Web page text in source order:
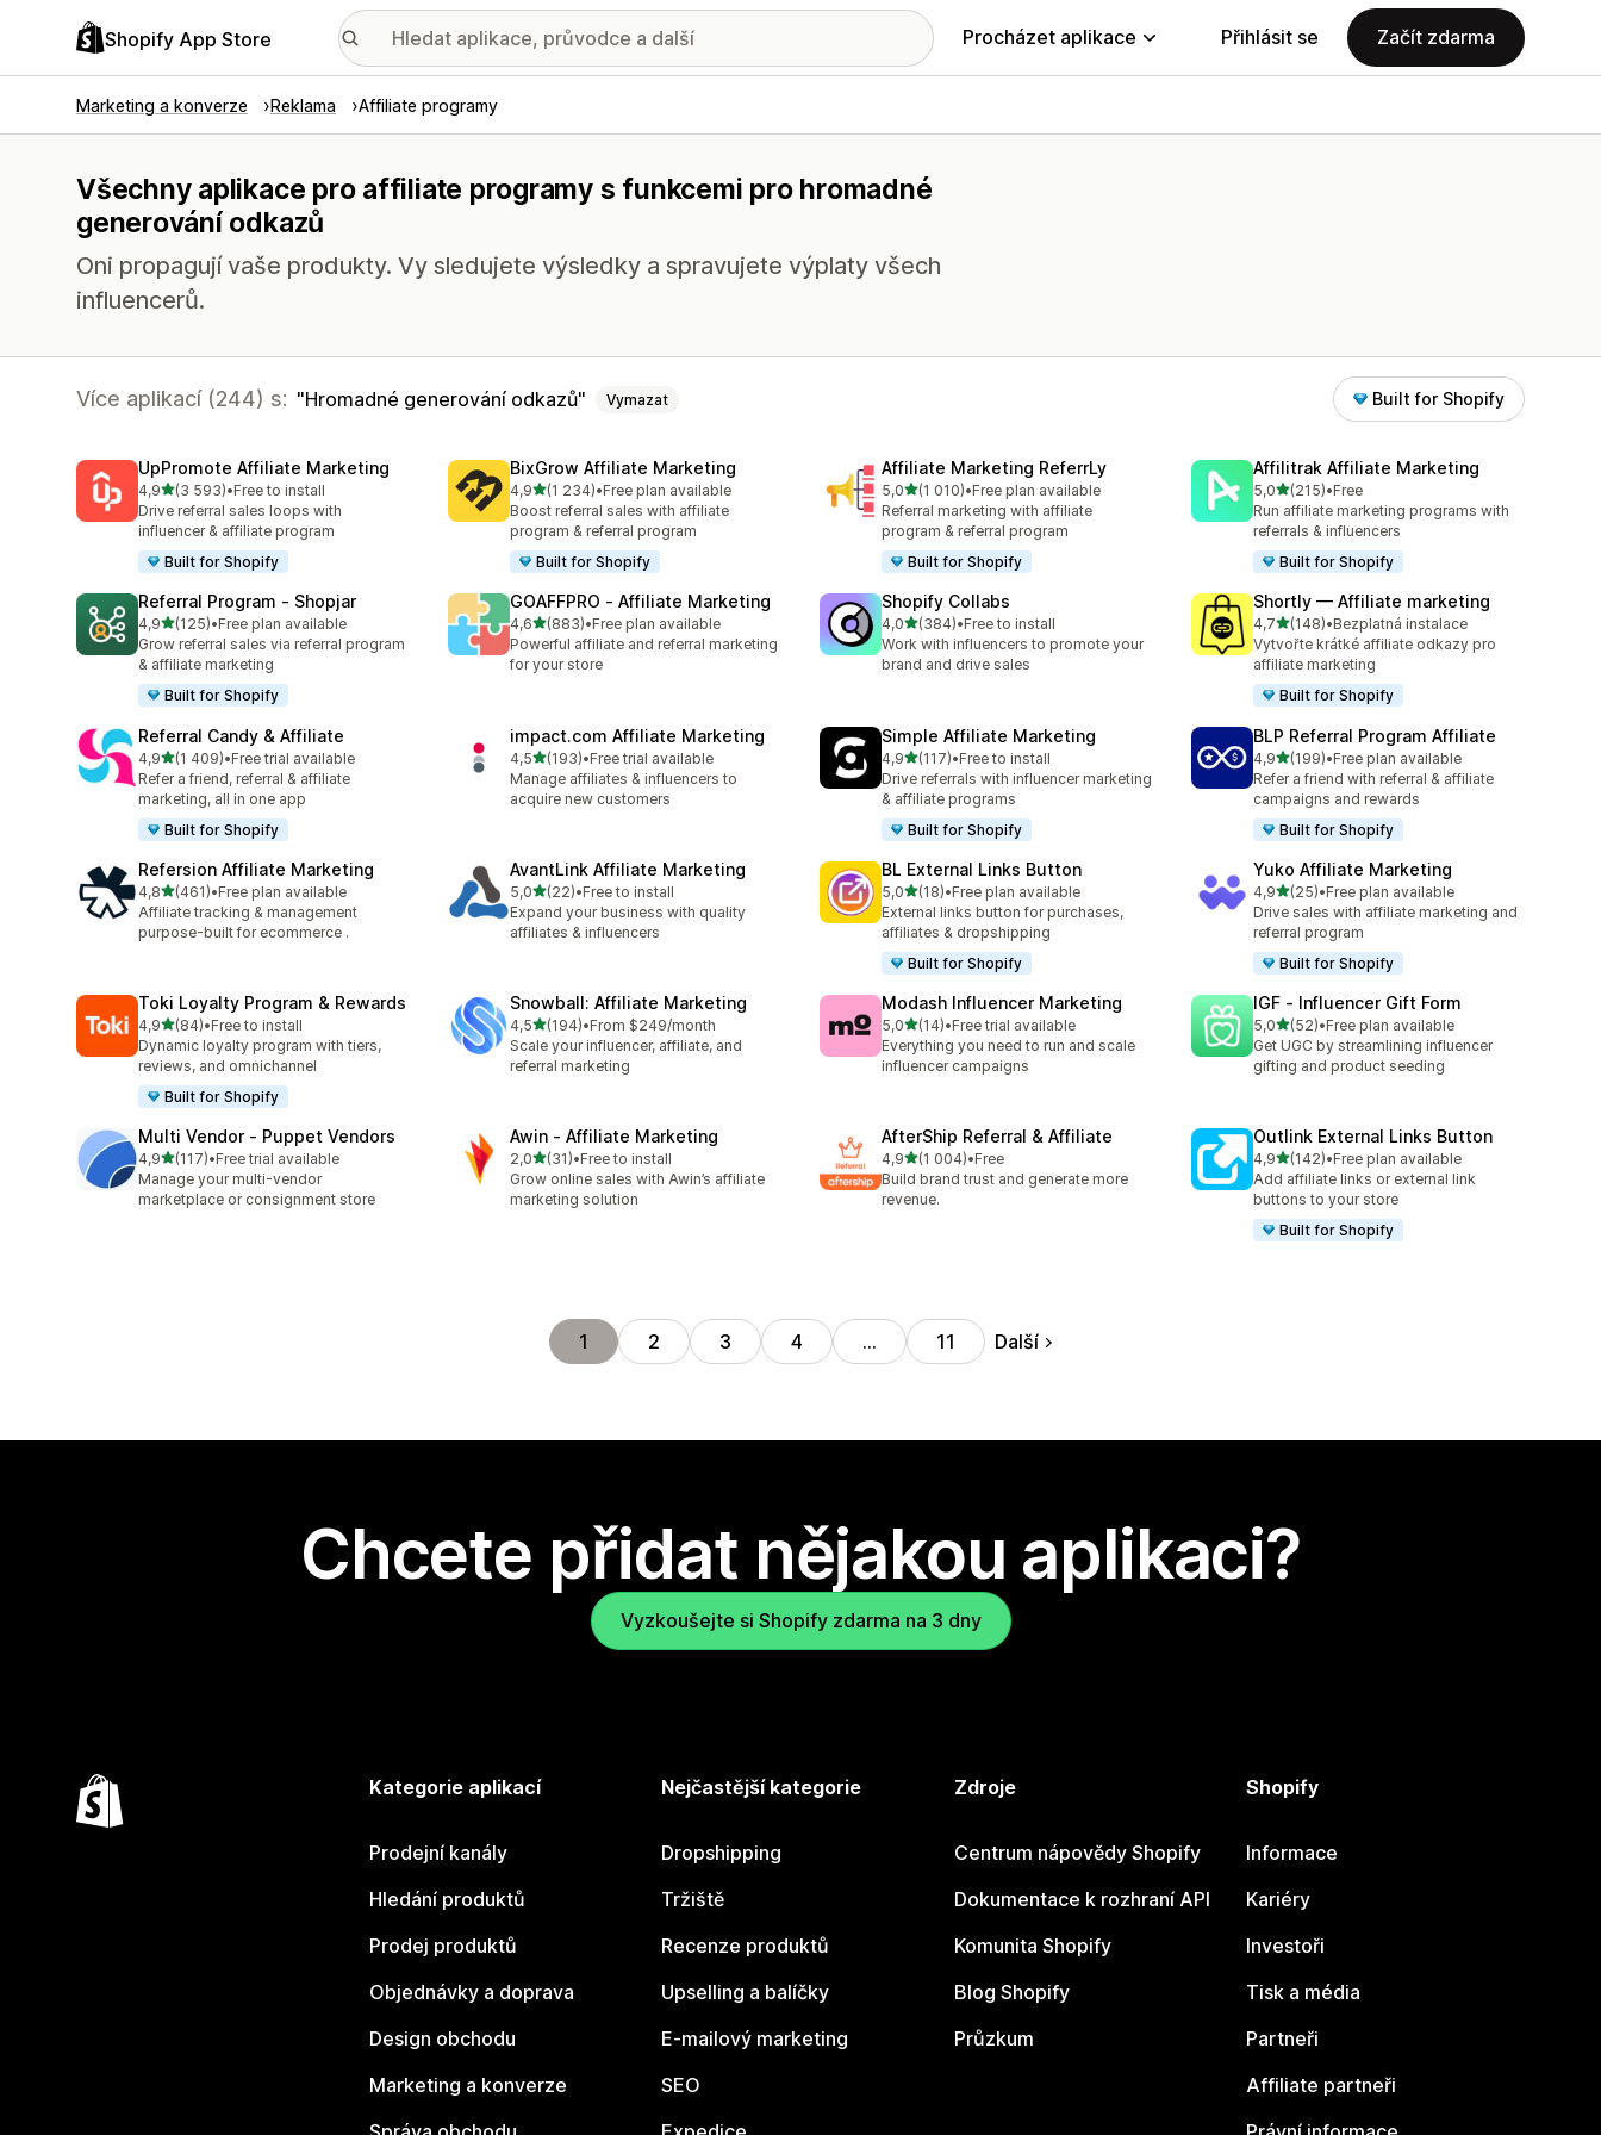
Shopify App Store Procházet aplikace Přihlásit se Začít zdarma
Marketing a konverze Reklama Affiliate programy
Všechny aplikace pro affiliate programy s funkcemi pro hromadné
generování odkazů
Oni propagují vaše produkty. Vy sledujete výsledky a spravujete výplaty všech
influencerů.
Více aplikací (244) s: Hromadné generování odkazů Vymazat Built for Shopify
UpPromote Affiliate Marketing
4,9z 5 hvězd
(3 593)
Celkový počet recenzí: 3593
•Free to install
Drive referral sales loops with
influencer & affiliate program
Built for Shopify
BixGrow Affiliate Marketing
4,9z 5 hvězd
(1 234)
Celkový počet recenzí: 1234
•Free plan available
Boost referral sales with affiliate
program & referral program
Built for Shopify
Affiliate Marketing ReferrLy
5,0z 5 hvězd
(1 010)
Celkový počet recenzí: 1010
•Free plan available
Referral marketing with affiliate
program & referral program
Built for Shopify
Affilitrak Affiliate Marketing
5,0z 5 hvězd
(215)
Celkový počet recenzí: 215
•Free
Run affiliate marketing programs with
referrals & influencers
Built for Shopify
Referral Program ‑ Shopjar
4,9z 5 hvězd
(125)
Celkový počet recenzí: 125
•Free plan available
Grow referral sales via referral program
& affiliate marketing
Built for Shopify
GOAFFPRO ‑ Affiliate Marketing
4,6z 5 hvězd
(883)
Celkový počet recenzí: 883
•Free plan available
Powerful affiliate and referral marketing
for your store
Shopify Collabs
4,0z 5 hvězd
(384)
Celkový počet recenzí: 384
•Free to install
Work with influencers to promote your
brand and drive sales
Shortly — Affiliate marketing
4,7z 5 hvězd
(148)
Celkový počet recenzí: 148
•Bezplatná instalace
Vytvořte krátké affiliate odkazy pro
affiliate marketing
Built for Shopify
Referral Candy & Affiliate
4,9z 5 hvězd
(1 409)
Celkový počet recenzí: 1409
•Free trial available
Refer a friend, referral & affiliate
marketing, all in one app
Built for Shopify
impact.com Affiliate Marketing
4,5z 5 hvězd
(193)
Celkový počet recenzí: 193
•Free trial available
Manage affiliates & influencers to
acquire new customers
Simple Affiliate Marketing
4,9z 5 hvězd
(117)
Celkový počet recenzí: 117
•Free to install
Drive referrals with influencer marketing
& affiliate programs
Built for Shopify
BLP Referral Program Affiliate
4,9z 5 hvězd
(199)
Celkový počet recenzí: 199
•Free plan available
Refer a friend with referral & affiliate
campaigns and rewards
Built for Shopify
Refersion Affiliate Marketing
4,8z 5 hvězd
(461)
Celkový počet recenzí: 461
•Free plan available
Affiliate tracking & management
purpose-built for ecommerce .
AvantLink Affiliate Marketing
5,0z 5 hvězd
(22)
Celkový počet recenzí: 22
•Free to install
Expand your business with quality
affiliates & influencers
BL External Links Button
5,0z 5 hvězd
(18)
Celkový počet recenzí: 18
•Free plan available
External links button for purchases,
affiliates & dropshipping
Built for Shopify
Yuko Affiliate Marketing
4,9z 5 hvězd
(25)
Celkový počet recenzí: 25
•Free plan available
Drive sales with affiliate marketing and
referral program
Built for Shopify
Toki Loyalty Program & Rewards
4,9z 5 hvězd
(84)
Celkový počet recenzí: 84
•Free to install
Dynamic loyalty program with tiers,
reviews, and omnichannel
Built for Shopify
Snowball: Affiliate Marketing
4,5z 5 hvězd
(194)
Celkový počet recenzí: 194
•From $249/month
Scale your influencer, affiliate, and
referral marketing
Modash Influencer Marketing
5,0z 5 hvězd
(14)
Celkový počet recenzí: 14
•Free trial available
Everything you need to run and scale
influencer campaigns
IGF ‑ Influencer Gift Form
5,0z 5 hvězd
(52)
Celkový počet recenzí: 52
•Free plan available
Get UGC by streamlining influencer
gifting and product seeding
Multi Vendor ‑ Puppet Vendors
4,9z 5 hvězd
(117)
Celkový počet recenzí: 117
•Free trial available
Manage your multi-vendor
marketplace or consignment store
Awin ‑ Affiliate Marketing
2,0z 5 hvězd
(31)
Celkový počet recenzí: 31
•Free to install
Grow online sales with Awin’s affiliate
marketing solution
AfterShip Referral & Affiliate
4,9z 5 hvězd
(1 004)
Celkový počet recenzí: 1004
•Free
Build brand trust and generate more
revenue.
Outlink External Links Button
4,9z 5 hvězd
(142)
Celkový počet recenzí: 142
•Free plan available
Add affiliate links or external link
buttons to your store
Built for Shopify
1 2 3 4 … 11 Další
Chcete přidat nějakou aplikaci?
Vyzkoušejte si Shopify zdarma na 3 dny
Kategorie aplikací
Prodejní kanály
Hledání produktů
Prodej produktů
Objednávky a doprava
Design obchodu
Marketing a konverze
Nejčastější kategorie
Dropshipping
Tržiště
Recenze produktů
Upselling a balíčky
E-mailový marketing
SEO
Zdroje
Centrum nápovědy Shopify
Dokumentace k rozhraní API
Komunita Shopify
Blog Shopify
Průzkum
Shopify
Informace
Kariéry
Investoři
Tisk a média
Partneři
Affiliate partneři